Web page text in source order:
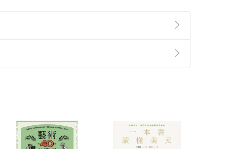
第2條第5款之規定，「非以有形媒介提供之數位
點選「瀏覽訂單明細」 「申請取消訂單/ 退
付款方式
Payment
完成訂單
Complete